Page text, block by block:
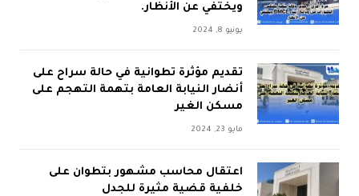
ويختفي عن الأنظار.
يونيو 8, 2024
تقديم مؤثرة تطوانية في حالة سراح على
أنضار النيابة العامة بتهمة التهجم على
مسكن الغير
مايو 23, 2024
اعتقال محاسب مشهور بتطوان على
خلفية قضية مثيرة للجدل